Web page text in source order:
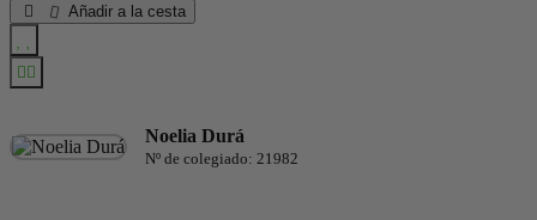
Añadir a la cesta
Noelia Durá
Nº de colegiado: 21982